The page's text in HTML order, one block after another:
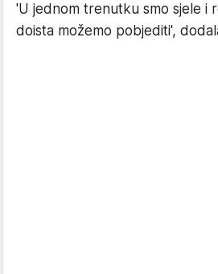
'U jednom trenutku smo sjele i
doista možemo pobjediti',